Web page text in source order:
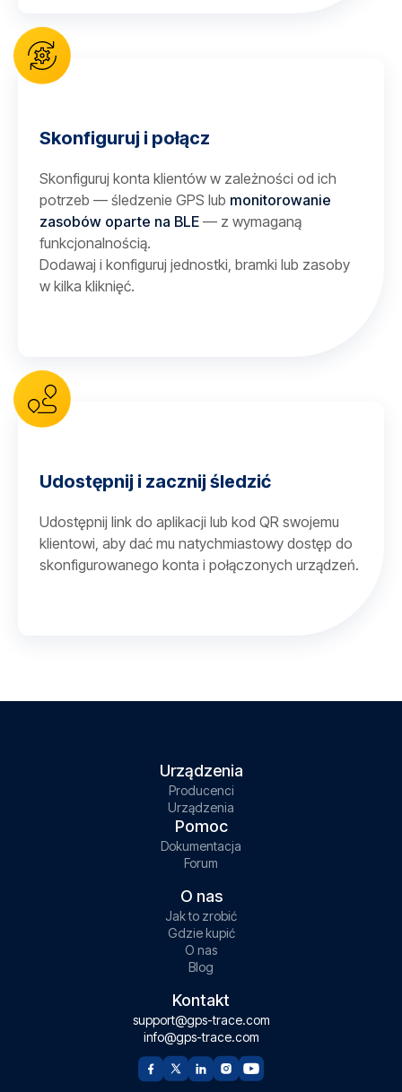
Skonfiguruj i połącz
Skonfiguruj konta klientów w zależności od ich
potrzeb — śledzenie GPS lub monitorowanie
zasobów oparte na BLE — z wymaganą
funkcjonalnością.
Dodawaj i konfiguruj jednostki, bramki lub zasoby
w kilka kliknięć.
Udostępnij i zacznij śledzić
Udostępnij link do aplikacji lub kod QR swojemu
klientowi, aby dać mu natychmiastowy dostęp do
skonfigurowanego konta i połączonych urządzeń.
Urządzenia
Producenci
Urządzenia
Pomoc
Dokumentacja
Forum
O nas
Jak to zrobić
Gdzie kupić
O nas
Blog
Kontakt
support@gps-trace.com
info@gps-trace.com